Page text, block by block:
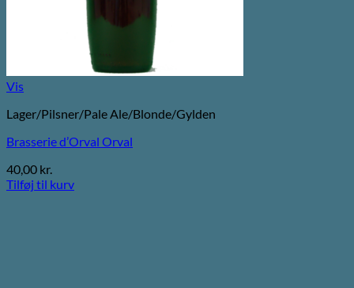
Vis
Lager/Pilsner/Pale Ale/Blonde/Gylden
Brasserie d’Orval Orval
40,00 kr.
Tilføj til kurv